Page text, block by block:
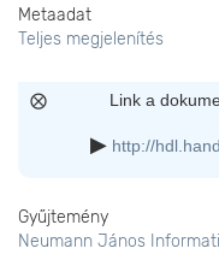
Metaadat
Teljes megjelenítés
Link a
http://
Gyűjtemény
Neumann János